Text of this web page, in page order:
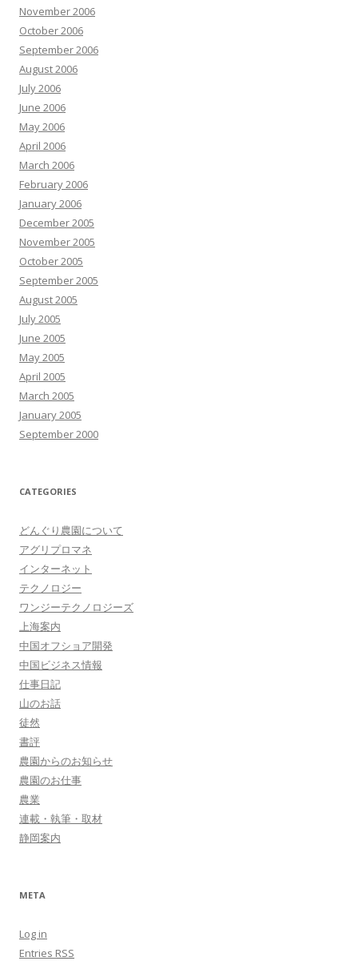
November 2006
October 2006
September 2006
August 2006
July 2006
June 2006
May 2006
April 2006
March 2006
February 2006
January 2006
December 2005
November 2005
October 2005
September 2005
August 2005
July 2005
June 2005
May 2005
April 2005
March 2005
January 2005
September 2000
CATEGORIES
どんぐり農園について
アグリプロマネ
インターネット
テクノロジー
ワンジーテクノロジーズ
上海案内
中国オフショア開発
中国ビジネス情報
仕事日記
山のお話
徒然
書評
農園からのお知らせ
農園のお仕事
農業
連載・執筆・取材
静岡案内
META
Log in
Entries RSS